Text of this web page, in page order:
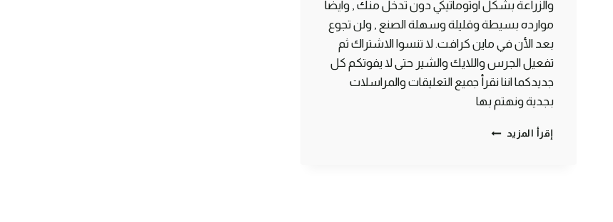
والزراعة بشكل اوتوماتيكي دون تدخل منك , وايضا
موارده بسيطة وقليلة وسهلة الصنع , ولن تجوع
بعد الأن في ماين كرافت. لا تنسوا الاشتراك ثم
تفعيل الجرس واللايك والشير حتى لا يفوتكم كل
جديدكما اننا نقرأ جميع التعليقات والمراسلات
بجدية ونهتم بها
إقرأ المزيد طريقة